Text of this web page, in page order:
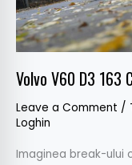
Volvo V60 D3 163
Leave a Comment /
Loghin
Imaginea break-ului